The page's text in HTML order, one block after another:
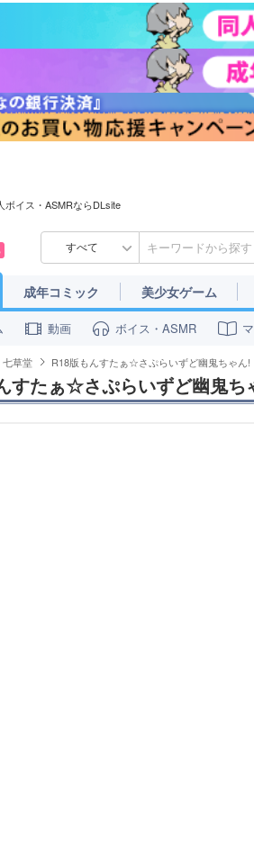
ボイス・ASMRならDLsite
すべて
成年コミック 美少女ゲーム
動画 ボイス・ASMR
七草堂 R18版もんすたぁ☆さぷらいずど幽鬼ちゃん!
すたぁ☆さぷらいずど幽鬼ち